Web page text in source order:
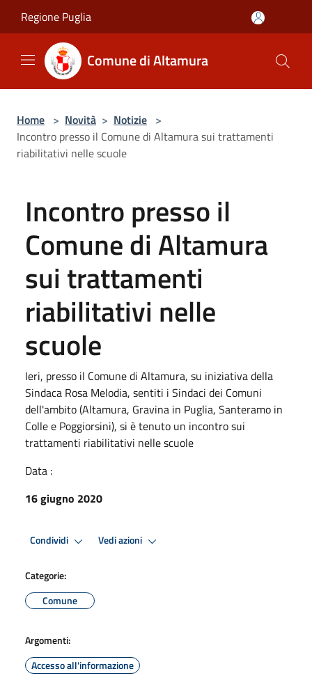
Regione Puglia
Comune di Altamura
Home > Novità > Notizie >
Incontro presso il Comune di Altamura sui trattamenti
riabilitativi nelle scuole
Incontro presso il
Comune di Altamura
sui trattamenti
riabilitativi nelle
scuole
Ieri, presso il Comune di Altamura, su iniziativa della
Sindaca Rosa Melodia, sentiti i Sindaci dei Comuni
dell'ambito (Altamura, Gravina in Puglia, Santeramo in
Colle e Poggiorsini), si è tenuto un incontro sui
trattamenti riabilitativi nelle scuole
Data :
16 giugno 2020
Condividi Vedi azioni
Categorie:
Comune
Argomenti:
Accesso all'informazione